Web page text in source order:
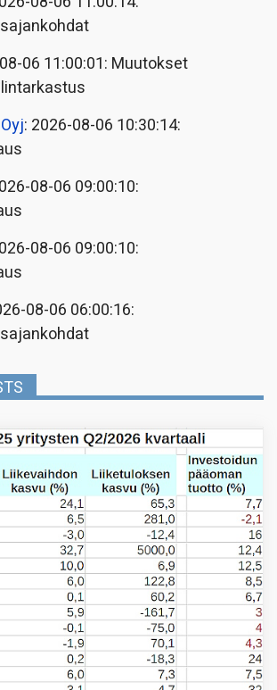
06 11:00:01: Muutokset
: 2026-08-06 10:30:14:
08-06 09:00:10:
08-06 09:00:10:
08-06 06:00:16: